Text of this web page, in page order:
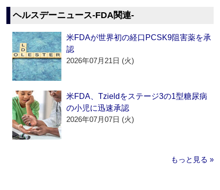
ヘルスデーニュース‐FDA関連‐
米FDAが世界初の経口PCSK9阻害薬を承
認
2026年07月21日 (火)
米FDA、Tzieldをステージ3の1型糖尿病
の小児に迅速承認
2026年07月07日 (火)
もっと見る »